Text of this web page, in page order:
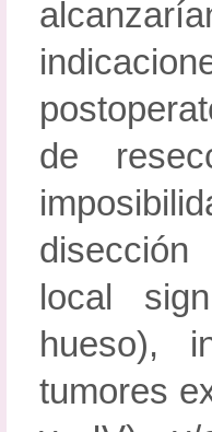
de
local
hueso),
tumores